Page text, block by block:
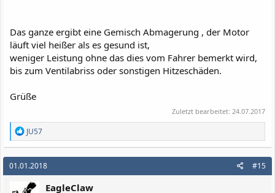
Das ganze ergibt eine Gemisch Abmagerung , der Motor
läuft viel heißer als es gesund ist,
weniger Leistung ohne das dies vom Fahrer bemerkt wird,
bis zum Ventilabriss oder sonstigen Hitzeschäden.
Grüße
Zuletzt bearbeitet: 24.07.2017
R
e
a
k
t
o
JU57
01.01.2018 #15
EagleClaw